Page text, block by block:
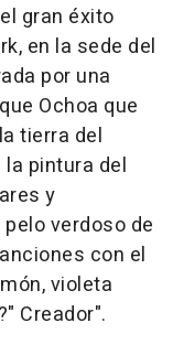
gran éxito
en la sede del
por una
Ochoa que
tierra del
pintura del
y
verdoso de
con el
violeta
Creador".